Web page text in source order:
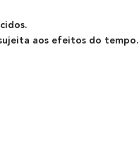
aos efeitos do tempo.